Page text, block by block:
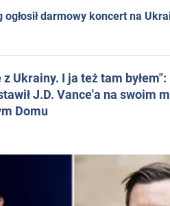
darmowy koncert na
Ukrainy. I ja też tam
J.D. Vance'a na swoim
Domu